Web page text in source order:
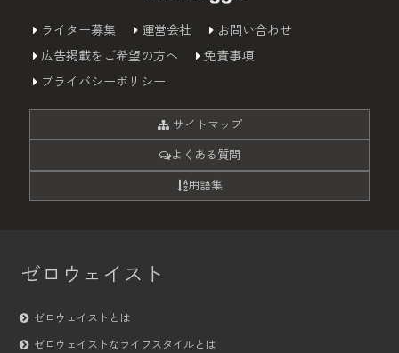
ライター募集 運営会社
お問い合わせ
広告掲載をご希望の方へ
免責事項
プライバシーポリシー
サイトマップ
よくある質問
用語集
ゼロウェイスト
ゼロウェイストとは
ゼロウェイストなライフスタイルとは